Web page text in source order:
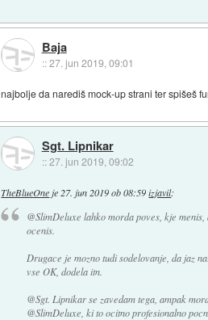
Baja
::27. jun 2019, 09:01
najbolje da narediš mock-up strani ter spišeš
Sgt. Lipnikar
::27. jun 2019, 09:02
TheBlueOne je 27. jun 2019 ob 08:59 izjavil:
@SlimDeluxe lahko morda poves, kje
ocenis.
Drugace je mozno tudi sodelovanje, da jaz
vse OK, dodela itn.
@Sgt. Lipnikar se zavedam tega, ampak
@SlimDeluxe, ki to ocitno profesionalno